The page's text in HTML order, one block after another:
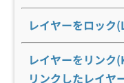
レイヤーをロッ
レイヤーをリンク
リンクしたレイヤ